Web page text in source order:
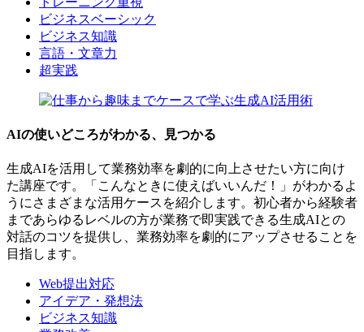
ビジネスベーシック
ビジネス知識
言語・文章力
超実践
AIの使いどころがわかる、見つかる
生成AIを活用して業務効率を劇的に向上させたい方に向け
た講座です。「こんなときに使えばいいんだ！」がわかるよ
うにさまざまな活用ケースを紹介します。初心者から経験者
まであらゆるレベルの方が業務で即実践できる生成AIとの
対話のコツを提供し、業務効率を劇的にアップさせることを
目指します。
Web提出対応
アイデア・発想法
ビジネス知識